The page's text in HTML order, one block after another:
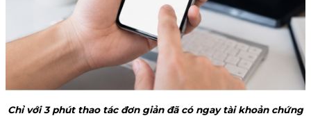
Chỉ với 3 phút thao tác đơn giản đã có ngay tài khoản chứng